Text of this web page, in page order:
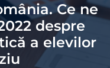
Ce ne
despre
a elevilor